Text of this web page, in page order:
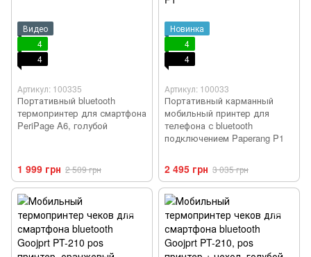
Видео
4
4
Артикул: 100335
Портативный bluetooth
термопринтер для смартфона
PeriPage A6, голубой
1 999 грн 2 509 грн
Новинка
4
4
Артикул: 100033
Портативный карманный
мобильный принтер для
телефона с bluetooth
подключением Paperang P1
2 495 грн 3 035 грн